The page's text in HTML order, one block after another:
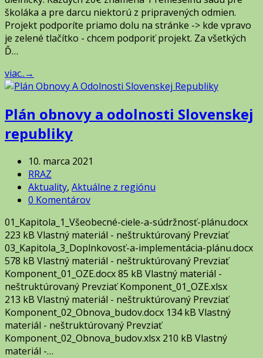
školáka a pre darcu niektorú z pripravených odmien.
Projekt podporíte priamo dolu na stránke -> kde vpravo
je zelené tlačítko - chcem podporiť projekt. Za všetkých
Ď…
viac..→
Plán obnovy a odolnosti Slovenskej
republiky
10. marca 2021
RRAZ
Aktuality, Aktuálne z regiónu
0 Komentárov
01_Kapitola_1_Všeobecné-ciele-a-súdržnosť-plánu.docx
223 kB Vlastný materiál - neštruktúrovaný Prevziať
03_Kapitola_3_Doplnkovosť-a-implementácia-plánu.docx
578 kB Vlastný materiál - neštruktúrovaný Prevziať
Komponent_01_OZE.docx 85 kB Vlastný materiál -
neštruktúrovaný Prevziať Komponent_01_OZE.xlsx
213 kB Vlastný materiál - neštruktúrovaný Prevziať
Komponent_02_Obnova_budov.docx 134 kB Vlastný
materiál - neštruktúrovaný Prevziať
Komponent_02_Obnova_budov.xlsx 210 kB Vlastný
materiál -…